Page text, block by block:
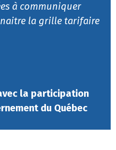
à communiquer
la grille tarifaire
la participation
du Québec